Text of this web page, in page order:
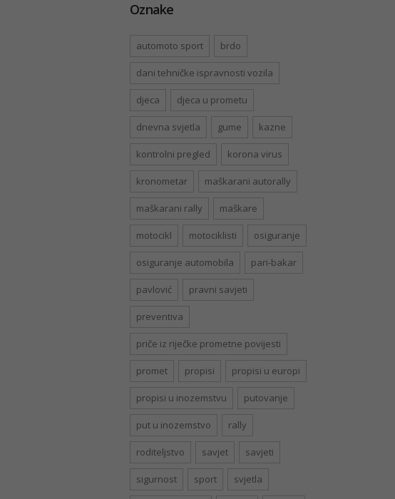
Oznake
automoto sport brdo
dani tehničke ispravnosti vozila
djeca djeca u prometu
dnevna svjetla gume kazne
kontrolni pregled korona virus
kronometar maškarani autorally
maškarani rally maškare
motocikl motociklisti osiguranje
osiguranje automobila pari-bakar
pavlović pravni savjeti
preventiva
priče iz riječke prometne povijesti
promet propisi propisi u europi
propisi u inozemstvu putovanje
put u inozemstvo rally
roditeljstvo savjet savjeti
sigurnost sport svjetla